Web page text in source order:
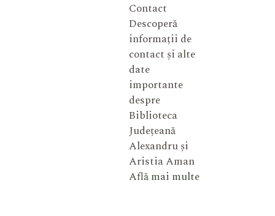
Contact
Descoperă
informații de
contact și alte
date
importante
despre
Biblioteca
Județeană
Alexandru și
Aristia Aman
Află mai multe